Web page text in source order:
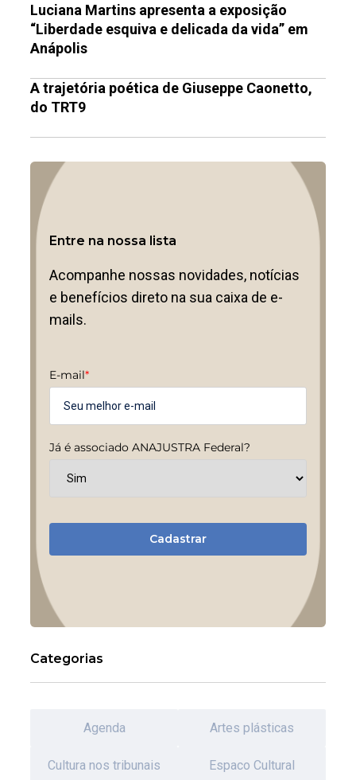
Luciana Martins apresenta a exposição
“Liberdade esquiva e delicada da vida” em
Anápolis
A trajetória poética de Giuseppe Caonetto,
do TRT9
Entre na nossa lista
Acompanhe nossas novidades, notícias
e benefícios direto na sua caixa de e-
mails.
E-mail*
Já é associado ANAJUSTRA Federal?
Cadastrar
Categorias
Agenda Artes plásticas
Cultura nos tribunais Espaco Cultural